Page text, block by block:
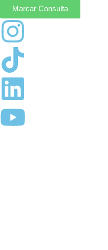
Marcar Consulta